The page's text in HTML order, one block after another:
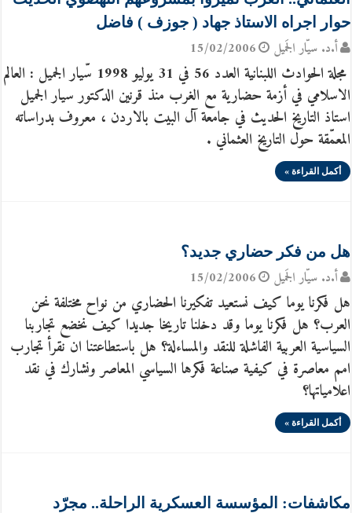
حوار اجراه الاستاذ جهاد ( جوزف ) فاضل
أ.د. سيّار الجَميل 15/02/2006
مجلة الحوادث اللبنانية العدد 56 في 31 يوليو 1998 سّيار الجميل : العالم
الاسلامي في أزمة حضارية مع الغرب منذ قرنين الدكتور سيار الجميل
استاذ التاريخ الحديث في جامعة آل البيت بالاردن ، معروف بدراساته
المعمّقة حول التاريخ العثماني .
أكمل القراءة »
هل من فكر حضاري جديد؟
أ.د. سيّار الجَميل 15/02/2006
هل فكرنا يوما كيف نستعيد تفكيرنا الحضاري من نواح مختلفة نحن
العرب؟ هل فكرنا يوما وقد دخلنا تاريخا جديدا كيف نخضع تجاربنا
السياسية العربية الفاشلة للنقد والمساءلة؟ هل باستطاعتنا ان نقرأ تجارب
امم معاصرة في كيفية صناعة فكرها السياسي المعاصر ونشارك في نقد
اعلامياتها؟
أكمل القراءة »
مكاشفات: المؤسسة العسكرية الراحلة.. مجرّد